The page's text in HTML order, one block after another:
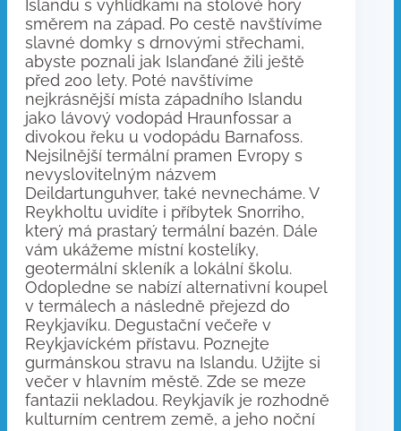
Islandu s vyhlídkami na stolové hory
směrem na západ. Po cestě navštívíme
slavné domky s drnovými střechami,
abyste poznali jak Islanďané žili ještě
před 200 lety. Poté navštívíme
nejkrásnější místa západního Islandu
jako lávový vodopád Hraunfossar a
divokou řeku u vodopádu Barnafoss.
Nejsilnější termální pramen Evropy s
nevyslovitelným názvem
Deildartunguhver, také nevnecháme. V
Reykholtu uvidíte i příbytek Snorriho,
který má prastarý termální bazén. Dále
vám ukážeme místní kostelíky,
geotermální skleník a lokální školu.
Odopledne se nabízí alternativní koupel
v termálech a následně přejezd do
Reykjavíku. Degustační večeře v
Reykjavíckém přístavu. Poznejte
gurmánskou stravu na Islandu. Užijte si
večer v hlavním městě. Zde se meze
fantazii nekladou. Reykjavík je rozhodně
kulturním centrem země, a jeho noční